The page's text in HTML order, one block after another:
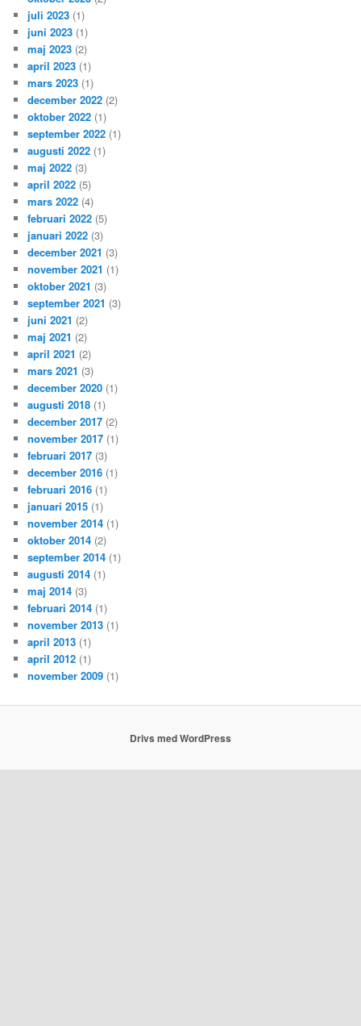
juli 2023 (1)
juni 2023 (1)
maj 2023 (2)
april 2023 (1)
mars 2023 (1)
december 2022 (2)
oktober 2022 (1)
september 2022 (1)
augusti 2022 (1)
maj 2022 (3)
april 2022 (5)
mars 2022 (4)
februari 2022 (5)
januari 2022 (3)
december 2021 (3)
november 2021 (1)
oktober 2021 (3)
september 2021 (3)
juni 2021 (2)
maj 2021 (2)
april 2021 (2)
mars 2021 (3)
december 2020 (1)
augusti 2018 (1)
december 2017 (2)
november 2017 (1)
februari 2017 (3)
december 2016 (1)
februari 2016 (1)
januari 2015 (1)
november 2014 (1)
oktober 2014 (2)
september 2014 (1)
augusti 2014 (1)
maj 2014 (3)
februari 2014 (1)
november 2013 (1)
april 2013 (1)
april 2012 (1)
november 2009 (1)
Drivs med WordPress